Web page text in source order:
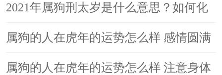
读
2021年属狗刑太岁是什么意思？如何化
解
属狗的人在虎年的运势怎么样 感情圆满
工作上困难多
属狗的人在虎年的运势怎么样 注意身体